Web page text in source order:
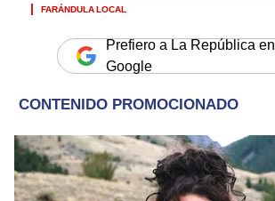
FARÁNDULA LOCAL
Prefiero a La República en
Google